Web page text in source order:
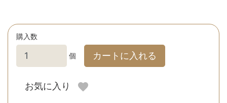
購入数
個 カートに入れる
お気に入り